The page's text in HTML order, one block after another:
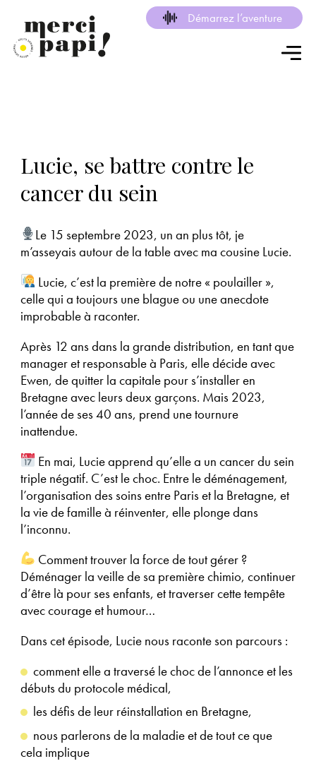
Démarrez l’aventure
Lucie, se battre contre le
cancer du sein
Le 15 septembre 2023, un an plus tôt, je
m’asseyais autour de la table avec ma cousine Lucie.
Lucie, c’est la première de notre « poulailler »,
celle qui a toujours une blague ou une anecdote
improbable à raconter.
Après 12 ans dans la grande distribution, en tant que
manager et responsable à Paris, elle décide avec
Ewen, de quitter la capitale pour s’installer en
Bretagne avec leurs deux garçons. Mais 2023,
l’année de ses 40 ans, prend une tournure
inattendue.
En mai, Lucie apprend qu’elle a un cancer du sein
triple négatif. C’est le choc. Entre le déménagement,
l’organisation des soins entre Paris et la Bretagne, et
la vie de famille à réinventer, elle plonge dans
l’inconnu.
Comment trouver la force de tout gérer ?
Déménager la veille de sa première chimio, continuer
d’être là pour ses enfants, et traverser cette tempête
avec courage et humour…
Dans cet épisode, Lucie nous raconte son parcours :
comment elle a traversé le choc de l’annonce et les
débuts du protocole médical,
les défis de leur réinstallation en Bretagne,
nous parlerons de la maladie et de tout ce que
cela implique